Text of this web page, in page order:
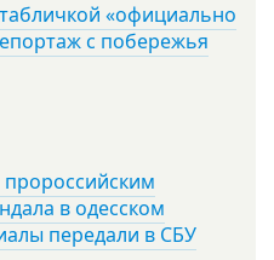
«официально
с побережья
пророссийским
в одесском
передали в СБУ